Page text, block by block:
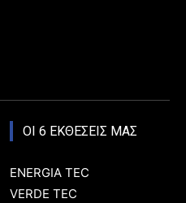
ΟΙ 6 ΕΚΘΕΣΕΙΣ ΜΑΣ
ENERGIA TEC
VERDE TEC